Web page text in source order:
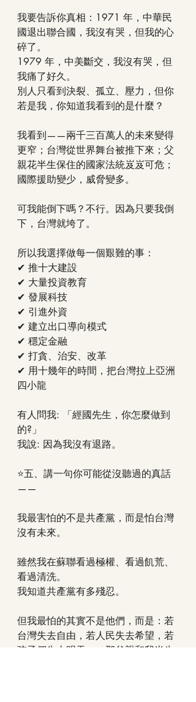
我要告訴你真相：1971 年，中華民
國退出聯合國，我沒有哭，但我的心
碎了。
1979 年，中美斷交，我沒有哭，但
我痛了好久。
別人只看到決裂、孤立、壓力，但你
若是我，你知道我看到的是什麼？
我看到——兩千三百萬人的未來變得
更窄；台灣從世界舞台被推下來；父
親花半生保住的國家法統岌岌可危；
國際援助變少，威脅變多。
可我能倒下嗎？不行。因為只要我倒
下，台灣就垮了。
所以我選擇做每一個艱難的事：
✔ 推十大建設
✔ 大量投資教育
✔ 發展科技
✔ 引進外資
✔ 建立出口導向模式
✔ 穩定金融
✔ 打貪、治安、改革
✔ 用十幾年的時間，把台灣拉上亞洲
四小龍
有人問我: 「經國先生，你怎麼做到
的?」
我說: 因為我沒有退路。
⭐五、講一句你可能從沒聽過的真話
——
我最害怕的不是共產黨，而是怕台灣
沒有未來。
雖然我在蘇聯看過極權、看過飢荒、
看過清洗。
我知道共產黨有多殘忍。
但我最怕的其實不是他們，而是：若
台灣失去自由，若人民失去希望，若
孩子們失去明天——那父親和我半生